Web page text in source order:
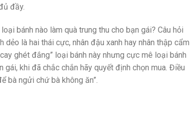
đầy.
bánh nào làm quà trung thu cho bạn gái? Câu hỏi
dẻo là hai thái cực, nhân đậu xanh hay nhân thập cẩm
ghét đắng” loại bánh này nhưng cực mê loại bánh
gái, khi đã chắc chắn hãy quyết định chọn mua. Điều
bà ngửi chứ bà không ăn”.